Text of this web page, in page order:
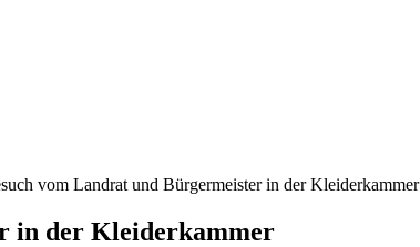
vom Landrat und Bürgermeister in der Kleiderkammer
in der Kleiderkammer